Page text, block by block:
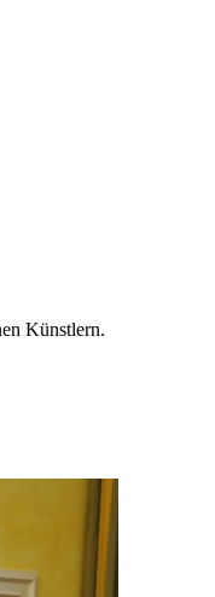
Künstlern.